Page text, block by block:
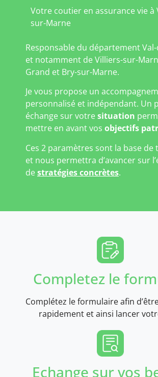
Votre coutier en assurance vie à
sur-Marne
Responsable du département
et notamment de Villiers-sur-
Grand et Bry-sur-Marne.
Je vous propose un
personnalisé et indépendant. Un
échange sur votresituation
mettre en avant vos objectifs
Ces 2 paramètres sont la base de
et nous permettra d’avancer sur
destratégies concrètes.
Completez le
Complétez le formulaire afin
rapidement et ainsi lancer
Echange sur vos